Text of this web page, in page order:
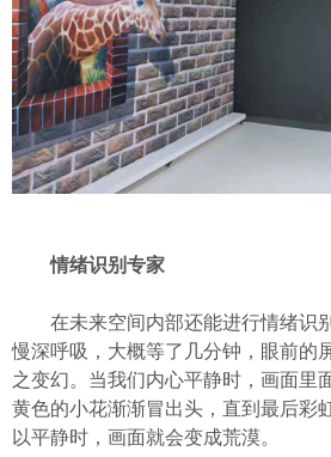
情绪识别专家
在未来空间内部还能进行情绪识
慢深呼吸，大概等了几分钟，眼前的
之变幻。当我们内心平静时，画面里
黄色的小花渐渐冒出头，直到最后彩
以平静时，画面就会变成荒漠。